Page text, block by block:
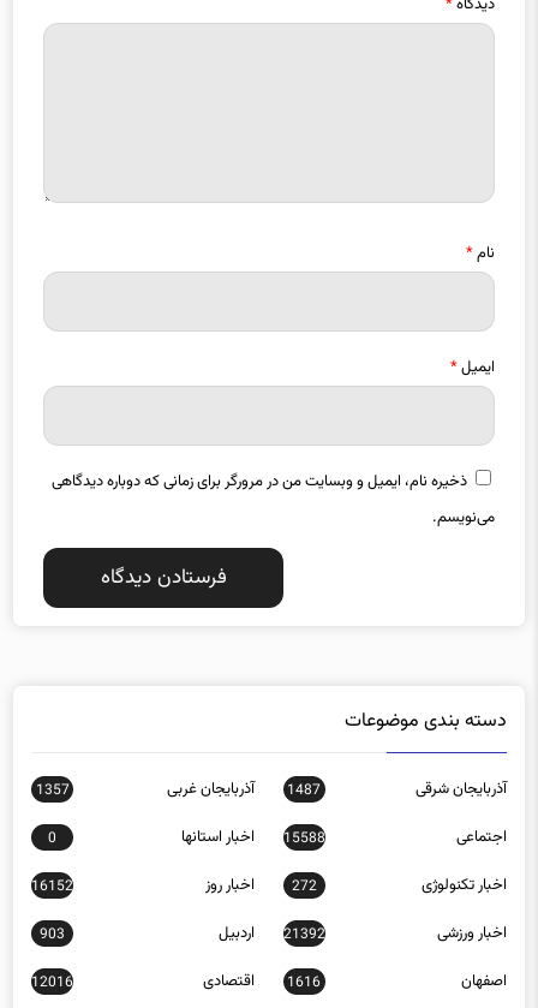
ایمیل*
ذخیره نام، ایمیل و وبسایت من در مرورگر برای زمانی که دوباره دیدگاهی
می‌نویسم.
آذربایجان شرقی
اجتماعی 15588 اخبار استانها 0
اخبار تکنولوژی 272 اخبار روز 16152
اخبار ورزشی 21392 اردبیل 903
اصفهان 1616 اقتصادی 12016
البرز 809
584